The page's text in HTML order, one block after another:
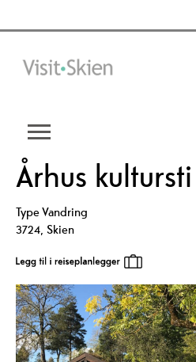
Århus kultursti
TypeVandring
3724, Skien